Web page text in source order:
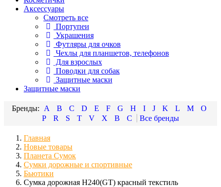
Аксессуары
Смотреть все
Портупеи
Украшения
Футляры для очков
Чехлы для планшетов, телефонов
Для взрослых
Поводки для собак
Защитные маски
Защитные маски
A B C D E F G H I J K L M
O
P
R S T V X В С
Главная
Новые товары
Планета Сумок
Сумки дорожные и спортивные
Бьютики
Сумка дорожная Н240(GT) красный текстиль